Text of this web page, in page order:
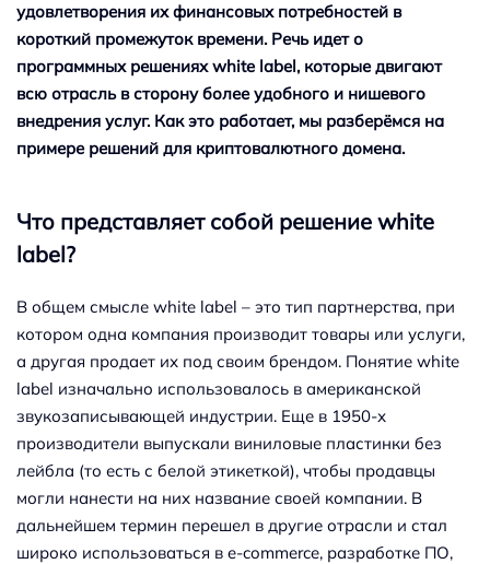
удовлетворения их финансовых потребностей в
короткий промежуток времени. Речь идет о
программных решениях white label, которые двигают
всю отрасль в сторону более удобного и нишевого
внедрения услуг. Как это работает, мы разберёмся на
примере решений для криптовалютного домена.
Что представляет собой решение white
label?
В общем смысле white label – это тип партнерства, при
котором одна компания производит товары или услуги,
а другая продает их под своим брендом. Понятие white
label изначально использовалось в американской
звукозаписывающей индустрии. Еще в 1950-х
производители выпускали виниловые пластинки без
лейбла (то есть с белой этикеткой), чтобы продавцы
могли нанести на них название своей компании. В
дальнейшем термин перешел в другие отрасли и стал
широко использоваться в e-commerce, разработке ПО,